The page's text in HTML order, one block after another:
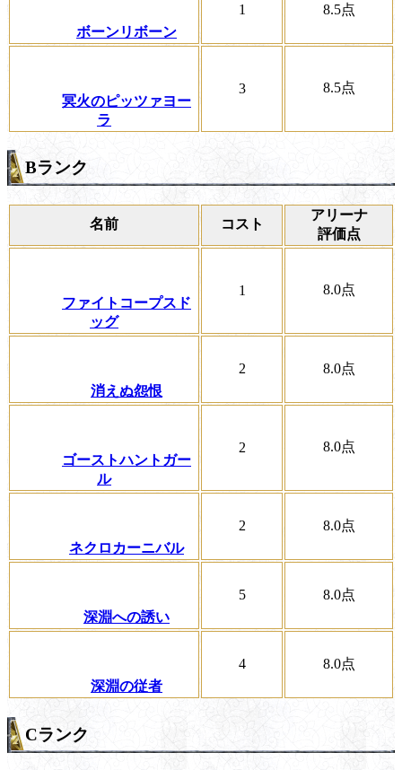
ボーンリボーン
1 8.5点
冥火のピッツァヨー
ラ
3 8.5点
Bランク
名前 コスト
アリーナ
評価点
ファイトコープスド
ッグ
1 8.0点
消えぬ怨恨
2 8.0点
ゴーストハントガー
ル
2 8.0点
ネクロカーニバル
2 8.0点
深淵への誘い
5 8.0点
深淵の従者
4 8.0点
Cランク